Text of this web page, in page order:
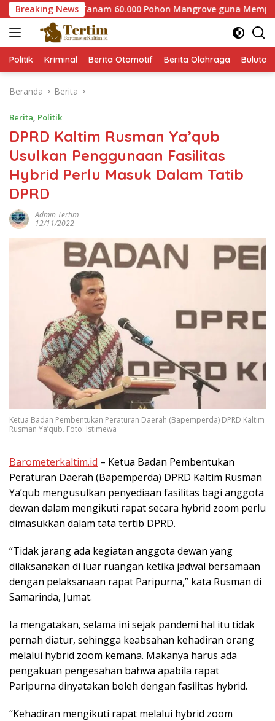
Langsung
ke
konten
Breaking News
Paser Tanam 60.000 Pohon Mangrove guna Memperkuat
Politik Kriminal Berita Otomotif Berita Olahraga
Beranda Berita
Berita, Politik
DPRD Kaltim Rusman Ya’qub
Usulkan Penggunaan Fasilitas
Hybrid Perlu Masuk Dalam Tatib
DPRD
Admin Tertim
12/11/2022
Ketua Badan Pembentukan Peraturan Daerah (Bapemperda) DPRD Kaltim
Rusman Ya’qub. Foto: Istimewa
Barometerkaltim.id – Ketua Badan Pembentukan
Peraturan Daerah (Bapemperda) DPRD Kaltim Rusman
Ya’qub mengusulkan penyediaan fasilitas bagi anggota
dewan dalam mengikuti rapat secara hybrid zoom perlu
dimasukkan dalam tata tertib DPRD.
“Tidak jarang ada kegiatan anggota dewan yang
dilaksanakan di luar ruangan ketika jadwal bersamaan
dengan pelaksanaan rapat Paripurna,” kata Rusman di
Samarinda, Jumat.
Ia mengatakan, selama ini sejak pandemi hal itu tidak
pernah diatur, sehingga keabsahan kehadiran orang
melalui hybrid zoom kemana. Makanya harus ada
pengakuan pengesahan bahwa apabila rapat
Paripurna dinyatakan boleh dengan fasilitas hybrid.
“Kehadiran mengikuti rapat melalui hybrid zoom